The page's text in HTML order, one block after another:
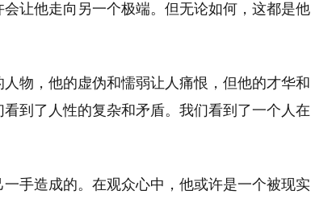
让他走向另一个极端。但无论如何，这都是他
物，他的虚伪和懦弱让人痛恨，但他的才华和
到了人性的复杂和矛盾。我们看到了一个人在
手造成的。在观众心中，他或许是一个被现实